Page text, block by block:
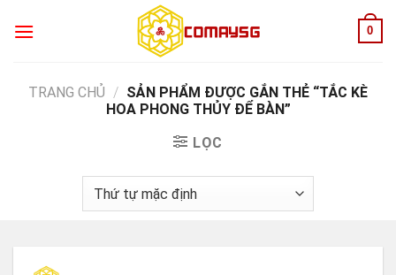
0
TRANG CHỦ / SẢN PHẨM ĐƯỢC GẮN THẺ “TẮC KÈ
HOA PHONG THỦY ĐỂ BÀN”
LỌC